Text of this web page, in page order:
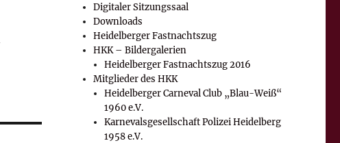
Digitaler Sitzungssaal
Downloads
Heidelberger Fastnachtszug
HKK – Bildergalerien
Heidelberger Fastnachtszug 2016
Mitglieder des HKK
Heidelberger Carneval Club „Blau-Weiß“
1960 e.V.
Karnevalsgesellschaft Polizei Heidelberg
1958 e.V.